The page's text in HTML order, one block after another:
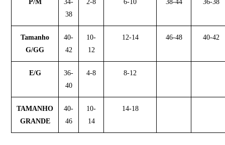
P/M
34-
38
2-8 6-10 38-44 36-38
Tamanho
G/GG
40-
42
10-
12
12-14 46-48 40-42
E/G
36-
40
4-8 8-12
TAMANHO
GRANDE
40-
46
10-
14
14-18